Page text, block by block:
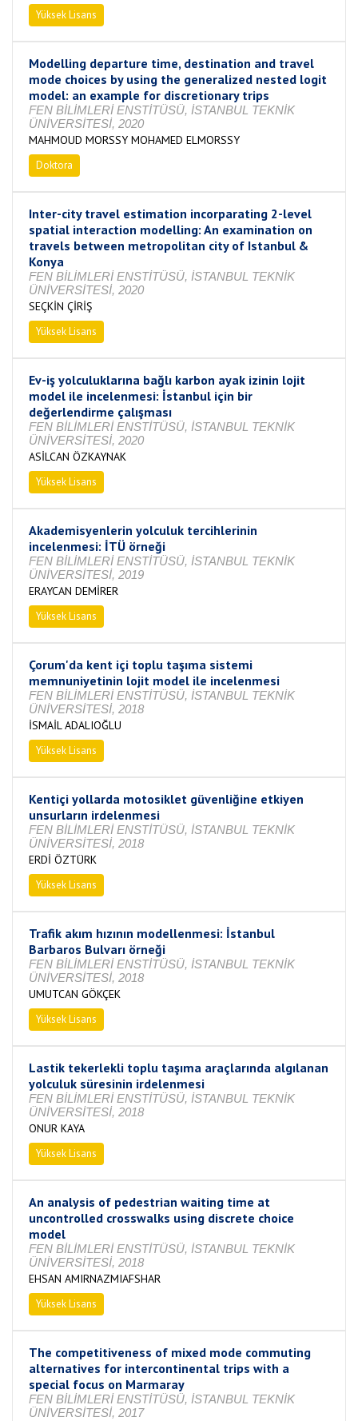
Yüksek Lisans
Modelling departure time, destination and travel
mode choices by using the generalized nested logit
model: an example for discretionary trips
FEN BİLİMLERİ ENSTİTÜSÜ, İSTANBUL TEKNİK
ÜNİVERSİTESİ, 2020
MAHMOUD MORSSY MOHAMED ELMORSSY
Doktora
Inter-city travel estimation incorparating 2-level
spatial interaction modelling: An examination on
travels between metropolitan city of Istanbul &
Konya
FEN BİLİMLERİ ENSTİTÜSÜ, İSTANBUL TEKNİK
ÜNİVERSİTESİ, 2020
SEÇKİN ÇİRİŞ
Yüksek Lisans
Ev-iş yolculuklarına bağlı karbon ayak izinin lojit
model ile incelenmesi: İstanbul için bir
değerlendirme çalışması
FEN BİLİMLERİ ENSTİTÜSÜ, İSTANBUL TEKNİK
ÜNİVERSİTESİ, 2020
ASİLCAN ÖZKAYNAK
Yüksek Lisans
Akademisyenlerin yolculuk tercihlerinin
incelenmesi: İTÜ örneği
FEN BİLİMLERİ ENSTİTÜSÜ, İSTANBUL TEKNİK
ÜNİVERSİTESİ, 2019
ERAYCAN DEMİRER
Yüksek Lisans
Çorum'da kent içi toplu taşıma sistemi
memnuniyetinin lojit model ile incelenmesi
FEN BİLİMLERİ ENSTİTÜSÜ, İSTANBUL TEKNİK
ÜNİVERSİTESİ, 2018
İSMAİL ADALIOĞLU
Yüksek Lisans
Kentiçi yollarda motosiklet güvenliğine etkiyen
unsurların irdelenmesi
FEN BİLİMLERİ ENSTİTÜSÜ, İSTANBUL TEKNİK
ÜNİVERSİTESİ, 2018
ERDİ ÖZTÜRK
Yüksek Lisans
Trafik akım hızının modellenmesi: İstanbul
Barbaros Bulvarı örneği
FEN BİLİMLERİ ENSTİTÜSÜ, İSTANBUL TEKNİK
ÜNİVERSİTESİ, 2018
UMUTCAN GÖKÇEK
Yüksek Lisans
Lastik tekerlekli toplu taşıma araçlarında algılanan
yolculuk süresinin irdelenmesi
FEN BİLİMLERİ ENSTİTÜSÜ, İSTANBUL TEKNİK
ÜNİVERSİTESİ, 2018
ONUR KAYA
Yüksek Lisans
An analysis of pedestrian waiting time at
uncontrolled crosswalks using discrete choice
model
FEN BİLİMLERİ ENSTİTÜSÜ, İSTANBUL TEKNİK
ÜNİVERSİTESİ, 2018
EHSAN AMIRNAZMIAFSHAR
Yüksek Lisans
The competitiveness of mixed mode commuting
alternatives for intercontinental trips with a
special focus on Marmaray
FEN BİLİMLERİ ENSTİTÜSÜ, İSTANBUL TEKNİK
ÜNİVERSİTESİ, 2017